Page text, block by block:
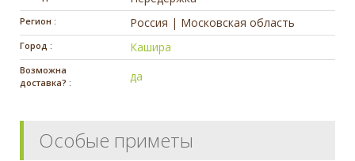
Регион : Россия | Московская область
Город : Кашира
Возможна
доставка? :
да
Особые приметы